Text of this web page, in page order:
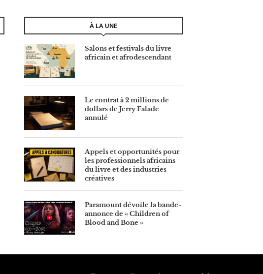
À LA UNE
Salons et festivals du livre
africain et afrodescendant
Le contrat à 2 millions de
dollars de Jerry Falade
annulé
Appels et opportunités pour
les professionnels africains
du livre et des industries
créatives
Paramount dévoile la bande-
annonce de « Children of
Blood and Bone »